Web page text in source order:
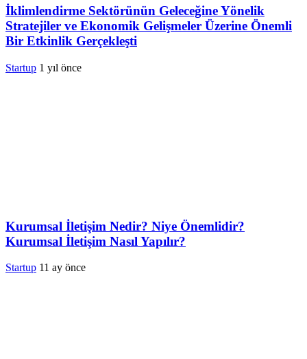
İklimlendirme Sektörünün Geleceğine Yönelik
Stratejiler ve Ekonomik Gelişmeler Üzerine Önemli
Bir Etkinlik Gerçekleşti
Startup 1 yıl önce
Kurumsal İletişim Nedir? Niye Önemlidir?
Kurumsal İletişim Nasıl Yapılır?
Startup 11 ay önce